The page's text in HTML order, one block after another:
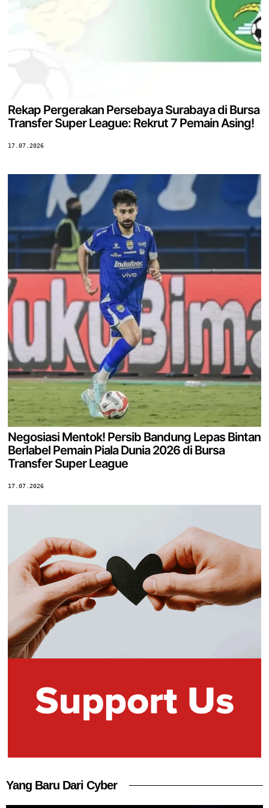
Rekap Pergerakan Persebaya Surabaya di Bursa
Transfer Super League: Rekrut 7 Pemain Asing!
17.07.2026
Negosiasi Mentok! Persib Bandung Lepas Bintan
Berlabel Pemain Piala Dunia 2026 di Bursa
Transfer Super League
17.07.2026
Yang Baru Dari Cyber